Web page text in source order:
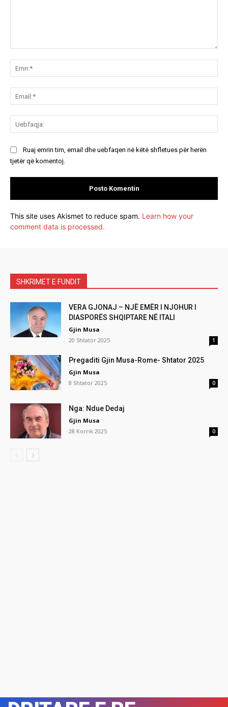
Ruaj emrin tim, email dhe uebfaqen në këtë shfletues për herën
tjetër që komentoj.
This site uses Akismet to reduce spam. Learn how your
comment data is processed.
SHKRIMET E FUNDIT
VERA GJONAJ – NJË EMËR I NJOHUR I
DIASPORËS SHQIPTARE NË ITALI
Gjin Musa
20 Shtator 2025
1
Pregaditi Gjin Musa-Rome- Shtator 2025
Gjin Musa
8 Shtator 2025
0
Nga: Ndue Dedaj
Gjin Musa
28 Korrik 2025
0